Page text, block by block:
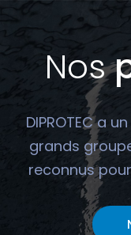
Nos
DIPROTEC a
grands
reconnus